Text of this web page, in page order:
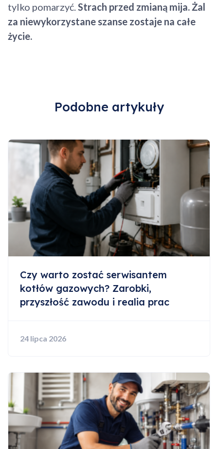
tylko pomarzyć.Strach przed zmianą mija. Żal
za niewykorzystane szanse zostaje na całe
życie.
Podobne artykuły
Czy warto zostać serwisantem
kotłów gazowych? Zarobki,
przyszłość zawodu i realia prac
24 lipca 2026